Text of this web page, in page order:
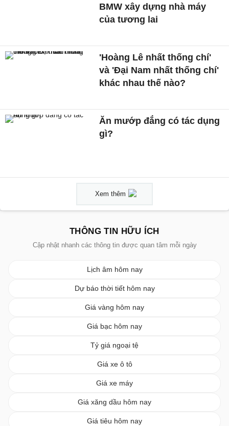
BMW xây dựng nhà máy
của tương lai
'Hoàng Lê nhất thống chí'
và 'Đại Nam nhất thống chí'
khác nhau thế nào?
Ăn mướp đắng có tác dụng
gì?
Xem thêm
THÔNG TIN HỮU ÍCH
Cập nhật nhanh các thông tin được quan tâm mỗi ngày
Lịch âm hôm nay
Dự báo thời tiết hôm nay
Giá vàng hôm nay
Giá bạc hôm nay
Tỷ giá ngoại tệ
Giá xe ô tô
Giá xe máy
Giá xăng dầu hôm nay
Giá tiêu hôm nay